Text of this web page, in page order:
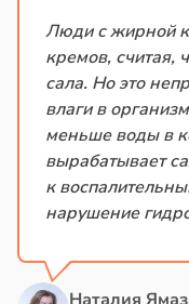
Люди с жирной
кремов, считая,
сала. Но это
влаги в
меньше воды в
вырабатывает
к
нарушение